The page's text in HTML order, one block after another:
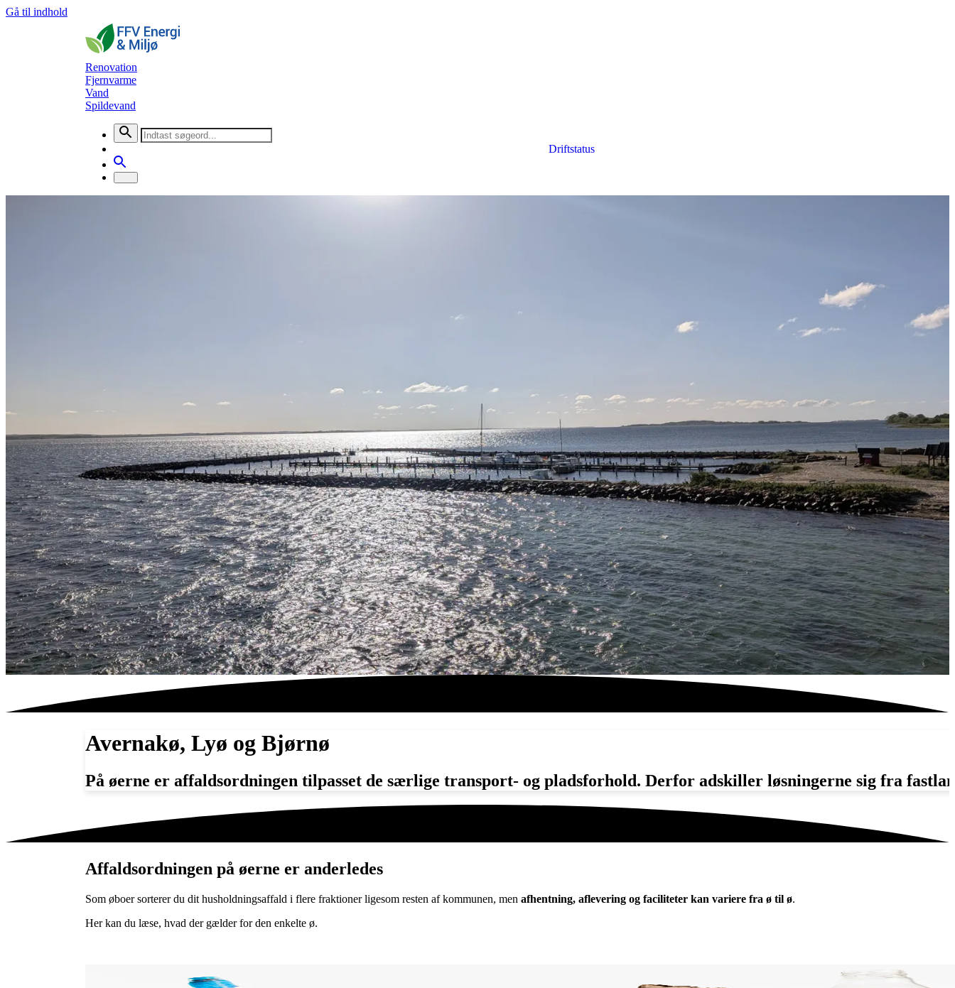
Gå til indhold
Renovation
Fjernvarme
Vand
Spildevand
Driftstatus
Avernakø, Lyø og Bjørnø
På øerne er affaldsordningen tilpasset de særlige transport- og pladsforhold. Derfor adskiller løsningerne sig fra
Affaldsordningen på øerne er anderledes
Som øboer sorterer du dit husholdningsaffald i flere fraktioner ligesom resten af kommunen, men afhentning, aflevering og faciliteter kan variere fra ø til ø.
Her kan du læse, hvad der gælder for den enkelte ø.